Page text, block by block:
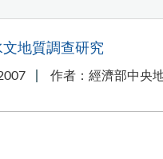
地質調查研究
作者：經濟部中央